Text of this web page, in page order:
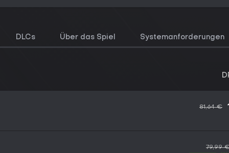
DLCs Über das Spiel Systemanforderungen
81,64 €
79,99